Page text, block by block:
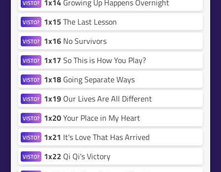
VISTO? 1x14 Growing Up Happens Overnight
VISTO? 1x15 The Last Lesson
VISTO? 1x16 No Survivors
VISTO? 1x17 So This is How You Play?
VISTO? 1x18 Going Separate Ways
VISTO? 1x19 Our Lives Are All Different
VISTO? 1x20Your Place in My Heart
VISTO? 1x21 It's Love That Has Arrived
VISTO? 1x22 Qi Qi's Victory